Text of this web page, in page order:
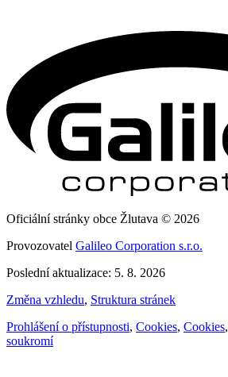
Oficiální stránky obce Žlutava © 2026
Provozovatel Galileo Corporation s.r.o.
Poslední aktualizace: 5. 8. 2026
Změna vzhledu, Struktura stránek
Prohlášení o přístupnosti, Cookies, Cookies,
soukromí